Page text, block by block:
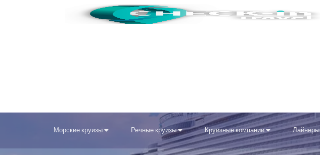
Морские круизы Речные круизы Круизные компании Лайнеры